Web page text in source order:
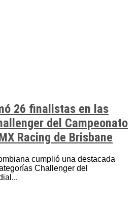
26 finalistas en las
del Campeonato
Racing de Brisbane
cumplió una destacada
Challenger del